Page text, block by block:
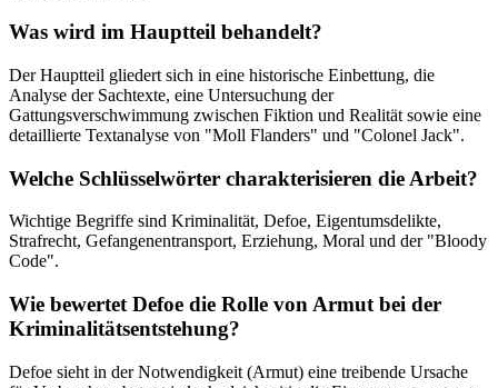
Was wird im Hauptteil behandelt?
Der Hauptteil gliedert sich in eine historische Einbettung, die
Analyse der Sachtexte, eine Untersuchung der
Gattungsverschwimmung zwischen Fiktion und Realität sowie eine
detaillierte Textanalyse von "Moll Flanders" und "Colonel Jack".
Welche Schlüsselwörter charakterisieren die Arbeit?
Wichtige Begriffe sind Kriminalität, Defoe, Eigentumsdelikte,
Strafrecht, Gefangenentransport, Erziehung, Moral und der "Bloody
Code".
Wie bewertet Defoe die Rolle von Armut bei der
Kriminalitätsentstehung?
Defoe sieht in der Notwendigkeit (Armut) eine treibende Ursache